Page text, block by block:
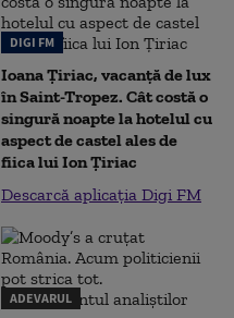
DIGI FM
Ioana Țiriac, vacanță de lux
în Saint-Tropez. Cât costă o
singură noapte la hotelul cu
aspect de castel ales de
fiica lui Ion Țiriac
Descarcă aplicația Digi FM
ADEVARUL